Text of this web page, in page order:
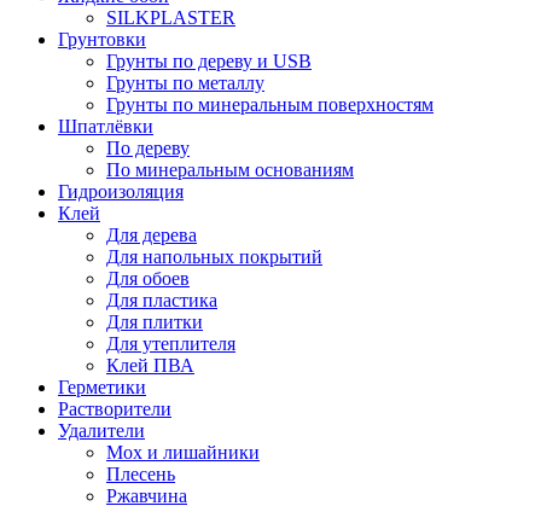
SILKPLASTER
Грунтовки
Грунты по дереву и USB
Грунты по металлу
Грунты по минеральным поверхностям
Шпатлёвки
По дереву
По минеральным основаниям
Гидроизоляция
Клей
Для дерева
Для напольных покрытий
Для обоев
Для пластика
Для плитки
Для утеплителя
Клей ПВА
Герметики
Растворители
Удалители
Мох и лишайники
Плесень
Ржавчина